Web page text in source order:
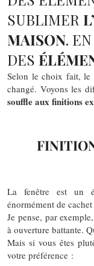
SUBLIMER
MAISON.
DES
Selon le choix fait, le
changé. Voyons les
souffle aux finitions
La fenêtre est un
énormément de
Je pense, par
à ouverture battante.
Mais si vous êtes
votre préférence :